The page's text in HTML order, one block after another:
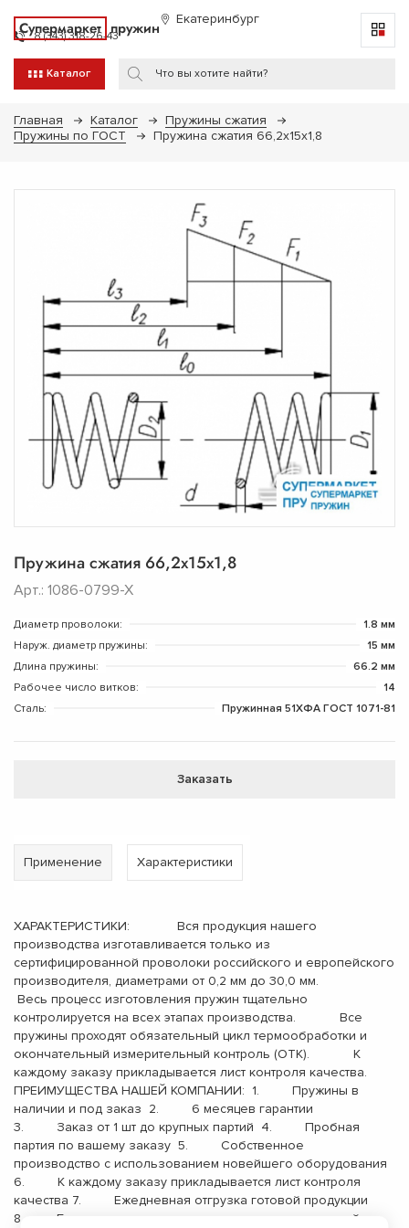
Супермаркет пружин Екатеринбург
8 (343) 318-26-43
Каталог
Главная Каталог
Пружины сжатия
Пружины по ГОСТ
Пружина сжатия 66,2х15х1,8
Пружина сжатия 66,2х15х1,8
Арт.: 1086-0799-Х
Диаметр проволоки:
1.8 мм
Наруж. диаметр пружины:
15 мм
Длина пружины:
66.2 мм
Рабочее число витков:
14
Сталь:
Пружинная 51ХФА ГОСТ 1071-81
Заказать
Применение Характеристики
ХАРАКТЕРИСТИКИ: Вся продукция нашего
производства изготавливается только из
сертифицированной проволоки российского и европейского
производителя, диаметрами от 0,2 мм до 30,0 мм.
Весь процесс изготовления пружин тщательно
контролируется на всех этапах производства. Все
пружины проходят обязательный цикл термообработки и
окончательный измерительный контроль (ОТК). К
каждому заказу прикладывается лист контроля качества.
ПРЕИМУЩЕСТВА НАШЕЙ КОМПАНИИ: 1. Пружины в
наличии и под заказ 2. 6 месяцев гарантии
3. Заказ от 1 шт до крупных партий 4. Пробная
партия по вашему заказу 5. Собственное
производство с использованием новейшего оборудования
6. К каждому заказу прикладывается лист контроля
качества 7. Ежедневная отгрузка готовой продукции
8. Бесплатная доставка до терминала транспортной